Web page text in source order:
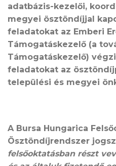
adatbázis-kezelői,
megyei ösztöndíjjal
feladatokat az Emberi
Támogatáskezelő (a
Támogatáskezelő)
feladatokat az
települési és megyei
A Bursa Hungarica
Ösztöndíjrendszer
felsőoktatásban részt